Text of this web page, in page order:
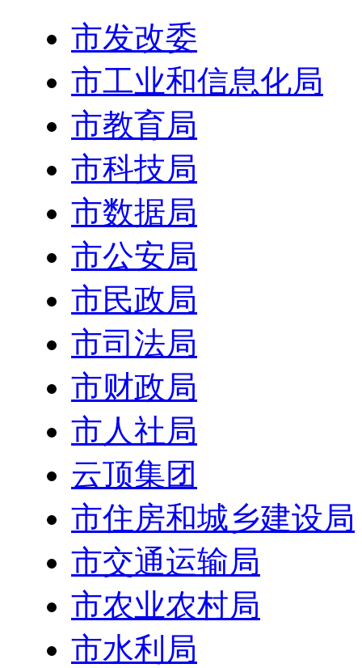
市发改委
市工业和信息化局
市教育局
市科技局
市数据局
市公安局
市民政局
市司法局
市财政局
市人社局
云顶集团
市住房和城乡建设局
市交通运输局
市农业农村局
市水利局